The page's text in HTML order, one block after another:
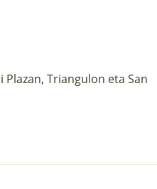
Plazan, Triangulon eta San